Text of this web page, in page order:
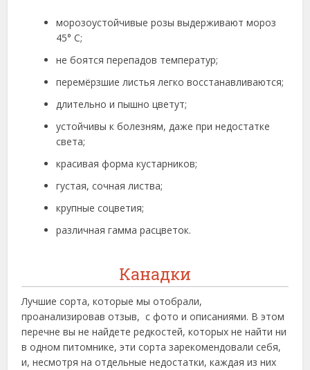
морозоустойчивые розы выдерживают мороз
45° С;
не боятся перепадов температур;
перемёрзшие листья легко восстанавливаются;
длительно и пышно цветут;
устойчивы к болезням, даже при недостатке
света;
красивая форма кустарников;
густая, сочная листва;
крупные соцветия;
различная гамма расцветок.
Канадки
Лучшие сорта, которые мы отобрали,
проанализировав отзыв, с фото и описаниями. В этом
перечне вы не найдете редкостей, которых не найти ни
в одном питомнике, эти сорта зарекомендовали себя,
и, несмотря на отдельные недостатки, каждая из них